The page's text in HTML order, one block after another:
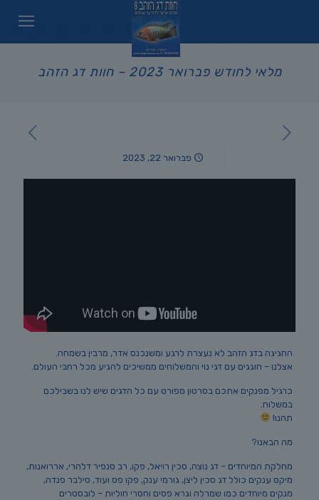
מלאי לחודש פברואר 2023 – חוות דג הזהב
פברואר 22, 2023
החגיגה בדג הזהב לא נעצרת לרגע ומשנכנס אדר, מרבין בשמחה.
אצלנו – חוגגים עם דגי נוי והמשלוחים ממשיכים להגיע מכל רחבי העולם.
כרגיל מפנקים אתכם בסרטון מפורט עם כל הדגים שיש לנו בשבילכם
במשלוח.
תהנו!
מה הבאנו?
מחלקת המיוחדים – דג נוצה, סכין רויאל, פקו, רב סנפיר דלהרי, אררואנות,
מיקס ענקים כולל דג סכין ליצן, גורמי ענק, פקו פס ועוד, סילבר פנדה,
מנקים מיוחדים כמו שמרלה וגרא פסים וחסרי חוליות – לובסטרים